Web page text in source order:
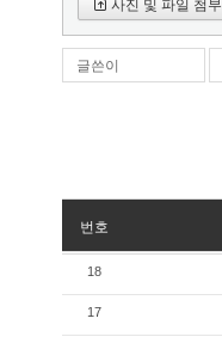
사진 및 파일 첨부
글쓴이
번호
18
17